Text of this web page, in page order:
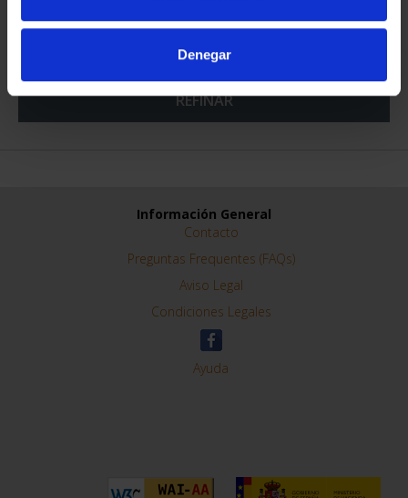
Denegar
REFINAR
Información General
Contacto
Preguntas Frequentes (FAQs)
Aviso Legal
Condiciones Legales
Ayuda